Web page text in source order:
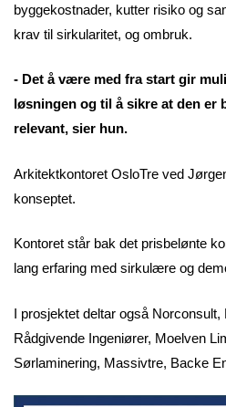
byggekostnader, kutter risiko og
krav til sirkularitet, og ombruk.
- Det å være med fra start gir
løsningen og til å sikre at den er
relevant, sier hun.
Arkitektkontoret OsloTre ved
konseptet.
Kontoret står bak det prisbelønte
lang erfaring med sirkulære og
I prosjektet deltar også
Rådgivende Ingeniører, Moelven
Sørlaminering, Massivtre, Backe